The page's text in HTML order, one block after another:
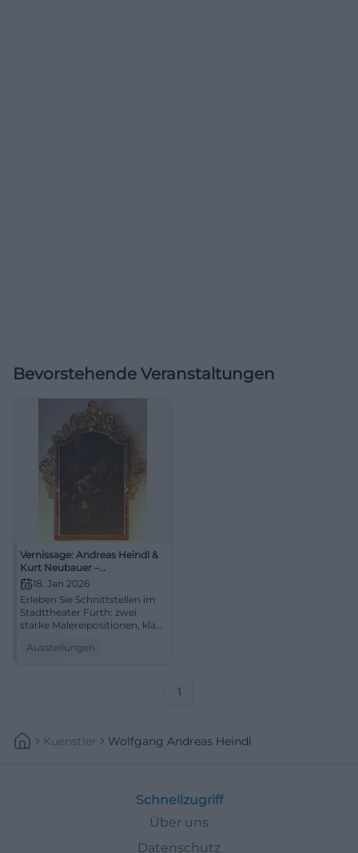
Bevorstehende Veranstaltungen
Vernissage: Andreas Heindl &
Kurt Neubauer –
Schnittstellen
18. Jan 2026
Erleben Sie Schnittstellen im
Stadttheater Fürth: zwei
starke Malereipositionen, klare
Lichtstimmungen. Vernissage
Ausstellungen
1
Kuenstler Wolfgang Andreas Heindl
Schnellzugriff
Über uns
Datenschutz